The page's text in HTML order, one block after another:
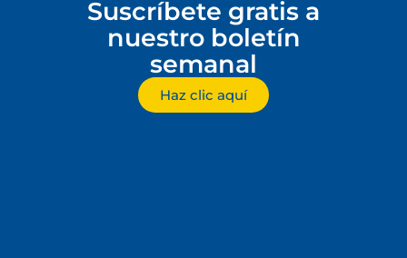
Suscríbete gratis a
nuestro boletín
semanal
Haz clic aquí